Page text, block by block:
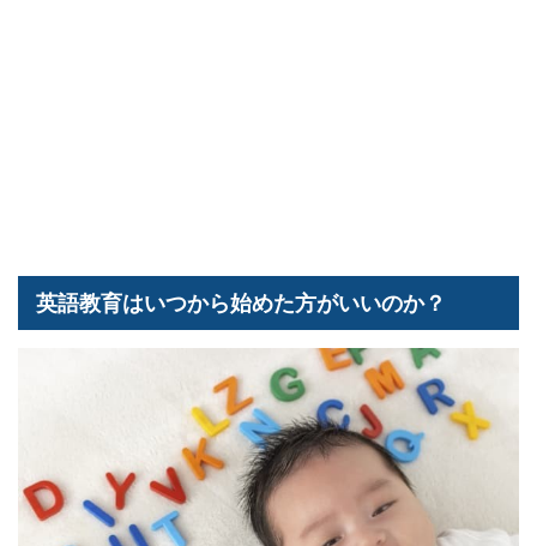
英語教育はいつから始めた方がいいのか？